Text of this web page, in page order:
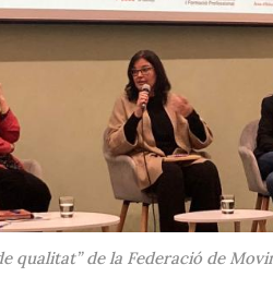
qualitat” de la Federació de